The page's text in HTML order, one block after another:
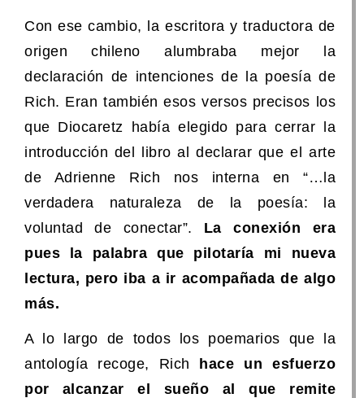
Con ese cambio, la escritora y traductora de
origen chileno alumbraba mejor la
declaración de intenciones de la poesía de
Rich. Eran también esos versos precisos los
que Diocaretz había elegido para cerrar la
introducción del libro al declarar que el arte
de Adrienne Rich nos interna en “…la
verdadera naturaleza de la poesía: la
voluntad de conectar”. La conexión era
pues la palabra que pilotaría mi nueva
lectura, pero iba a ir acompañada de algo
más.
A lo largo de todos los poemarios que la
antología recoge, Rich hace un esfuerzo
por alcanzar el sueño al que remite